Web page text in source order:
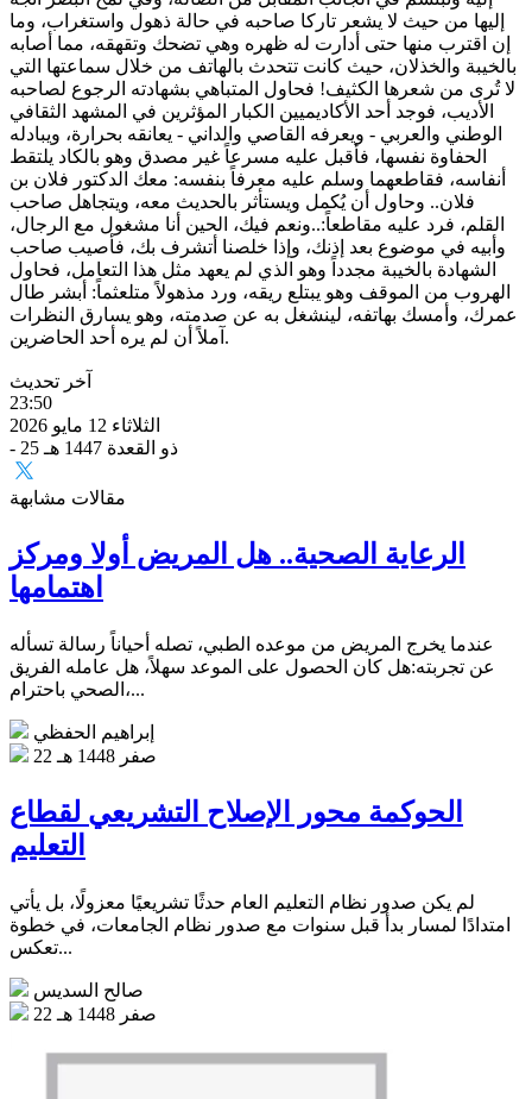
إليها من حيث لا يشعر تاركا صاحبه في حالة ذهول واستغراب، وما
إن اقترب منها حتى أدارت له ظهره وهي تضحك وتقهقه، مما أصابه
بالخيبة والخذلان، حيث كانت تتحدث بالهاتف من خلال سماعتها التي
لا تُرى من شعرها الكثيف! فحاول المتباهي بشهادته الرجوع لصاحبه
الأديب، فوجد أحد الأكاديميين الكبار المؤثرين في المشهد الثقافي
الوطني والعربي - ويعرفه القاصي والداني - يعانقه بحرارة، ويبادله
الحفاوة نفسها، فأقبل عليه مسرعاً غير مصدق وهو بالكاد يلتقط
أنفاسه، فقاطعهما وسلم عليه معرفاً بنفسه: معك الدكتور فلان بن
فلان.. وحاول أن يُكمل ويستأثر بالحديث معه، ويتجاهل صاحب
القلم، فرد عليه مقاطعاً:..ونعم فيك، الحين أنا مشغول مع الرجال،
وأبيه في موضوع بعد إذنك، وإذا خلصنا أتشرف بك، فأصيب صاحب
الشهادة بالخيبة مجدداً وهو الذي لم يعهد مثل هذا التعامل، فحاول
الهروب من الموقف وهو يبتلع ريقه، ورد مذهولاً متلعثماً: أبشر طال
عمرك، وأمسك بهاتفه، لينشغل به عن صدمته، وهو يسارق النظرات
آملاً أن لم يره أحد الحاضرين.
آخر تحديث
23:50
الثلاثاء 12 مايو 2026
- 25 ذو القعدة 1447 هـ
مقالات مشابهة
الرعاية الصحية.. هل المريض أولا ومركز
اهتمامها
عندما يخرج المريض من موعده الطبي، تصله أحياناً رسالة تسأله
عن تجربته:هل كان الحصول على الموعد سهلاً، هل عامله الفريق
الصحي باحترام،...
إبراهيم الحفظي
22 صفر 1448 هـ
الحوكمة محور الإصلاح التشريعي لقطاع
التعليم
لم يكن صدور نظام التعليم العام حدثًا تشريعيًا معزولًا، بل يأتي
امتدادًا لمسار بدأ قبل سنوات مع صدور نظام الجامعات، في خطوة
تعكس...
صالح السديس
22 صفر 1448 هـ